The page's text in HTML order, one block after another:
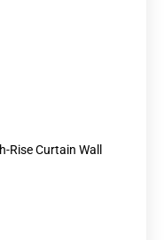
Curtain Wall